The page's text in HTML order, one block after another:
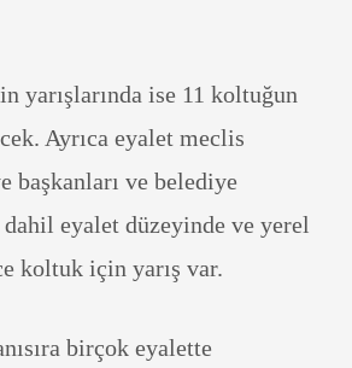
yarışlarında ise 11 koltuğun
Ayrıca eyalet meclis
başkanları ve belediye
eyalet düzeyinde ve yerel
koltuk için yarış var.
birçok eyalette